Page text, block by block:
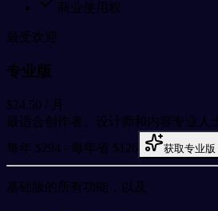
商业使用权
最受欢迎
专业版
$24.50 / 月
最适合创作者、设计师和内容专业人士
每年 $294 - 每年省 $126
获取专业版
基础版的所有功能，以及